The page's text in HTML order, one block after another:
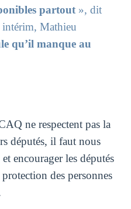
partout », dit
intérim, Mathieu
qu’il manque au
ne respectent pas la
députés, il faut nous
encourager les députés
des personnes